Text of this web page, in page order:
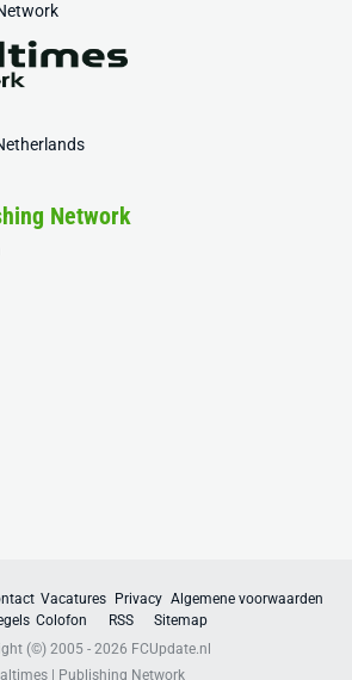
Network
Vacatures Privacy Algemene voorwaarden
Colofon RSS
Sitemap
(©) 2005 - 2026 FCUpdate.nl
| Publishing Network